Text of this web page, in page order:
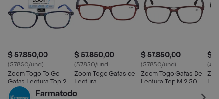
$ 57.850,00
(57850/und)
Zoom Togo To Go
Gafas Lectura Top 2
Aumento 2.
$ 57.850,00
(57850/und)
Zoom Togo Gafas de
Lectura
$ 57.850,00
(57850/und)
Zoom Togo Gafas De
Lectura Top M 2.50
$
Farmatodo